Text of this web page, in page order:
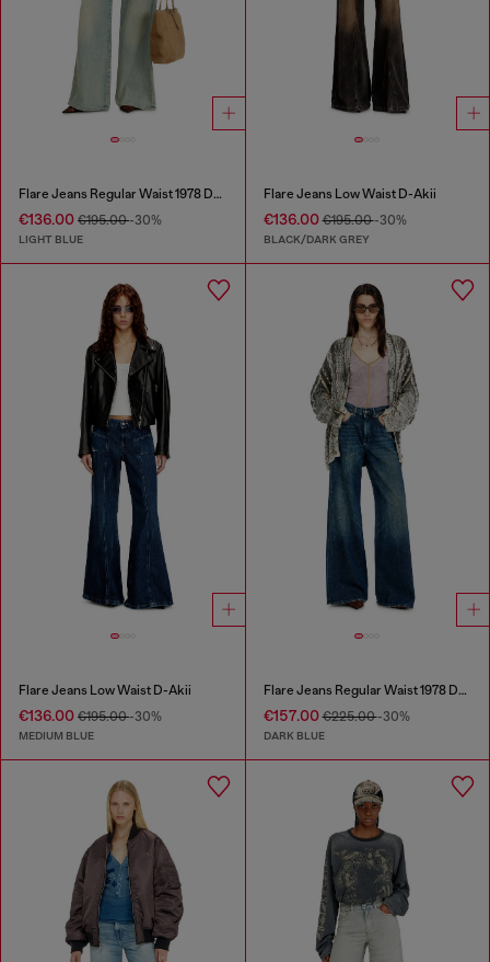
Flare Jeans Regular Waist 1978 D-Akemi
€136.00 €195.00-30%
LIGHT BLUE
Flare Jeans Low Waist D-Akii
€136.00€195.00-30%
BLACK/DARK GREY
Flare Jeans Low Waist D-Akii
€136.00 €195.00-30%
MEDIUM BLUE
Flare Jeans Regular Waist 1978 D-Akemi
€157.00€225.00-30%
DARK BLUE